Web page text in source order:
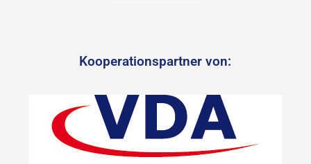
Kooperationspartner von: